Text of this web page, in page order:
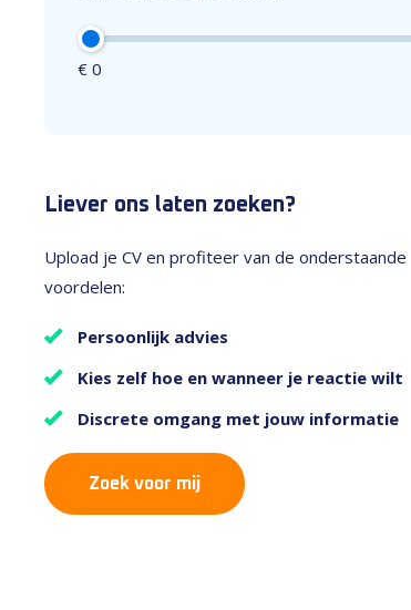
€ 0
Liever ons laten zoeken?
Upload je CV en profiteer van de onderstaande
voordelen:
Persoonlijk advies
Kies zelf hoe en wanneer je reactie wilt
Discrete omgang met jouw informatie
Zoek voor mij